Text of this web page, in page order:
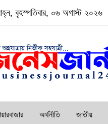
বৃহস্পতিবার, ০৬ অগাস্ট ২০২৬
অর্থনীতি জাতীয়